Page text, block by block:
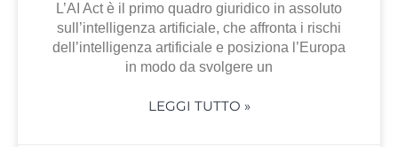
L’AI Act è il primo quadro giuridico in assoluto
sull’intelligenza artificiale, che affronta i rischi
dell’intelligenza artificiale e posiziona l’Europa
in modo da svolgere un
LEGGI TUTTO »